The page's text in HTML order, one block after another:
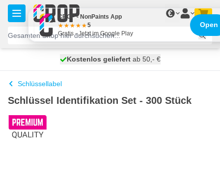
Zum Inhalt springen
€
morgen versendet
Kostenlos geliefertab 50,- €
100 Tage
Schlüssellabel
Schlüssel Identifikation Set - 300 Stück
CROP - NonPaints App
5
Gratis - Jetzt im Google Play
Open